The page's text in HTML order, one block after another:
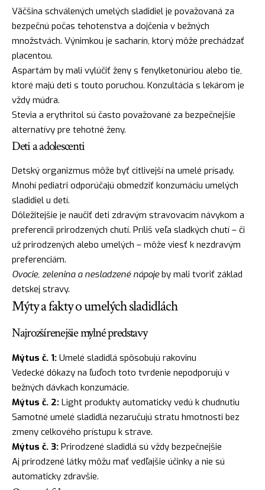
Väčšina schválených umelých sladidiel je považovaná za
bezpečnú počas tehotenstva a dojčenia v bežných
množstvách. Výnimkou je sacharín, ktorý môže prechádzať
placentou.
Aspartám by mali vylúčiť ženy s fenylketonúriou alebo tie,
ktoré majú deti s touto poruchou. Konzultácia s lekárom je
vždy múdra.
Stevia a erythritol sú často považované za bezpečnejšie
alternatívy pre tehotné ženy.
Deti a adolescenti
Detský organizmus môže byť citlivejší na umelé prísady.
Mnohí pediatri odporúčajú obmedziť konzumáciu umelých
sladidiel u detí.
Dôležitejšie je naučiť deti zdravým stravovacím návykom a
preferencii prirodzených chutí. Príliš veľa sladkých chutí – či
už prirodzených alebo umelých – môže viesť k nezdravým
preferenciám.
Ovocie, zelenina a nesladzené nápojeby mali tvoriť základ
detskej stravy.
Mýty a fakty o umelých sladidlách
Najrozšírenejšie mylné predstavy
Mýtus č. 1: Umelé sladidlá spôsobujú rakovinu
Vedecké dôkazy na ľuďoch toto tvrdenie nepodporujú v
bežných dávkach konzumácie.
Mýtus č. 2: Light produkty automaticky vedú k chudnutiu
Samotné umelé sladidlá nezaručujú stratu hmotnosti bez
zmeny celkového prístupu k strave.
Mýtus č. 3: Prirodzené sladidlá sú vždy bezpečnejšie
Aj prirodzené látky môžu mať vedľajšie účinky a nie sú
automaticky zdravšie.